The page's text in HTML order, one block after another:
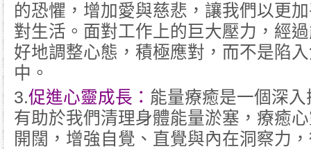
的恐懼，增加愛與慈悲，讓我們以更
對生活。面對工作上的巨大壓力，經
好地調整心態，積極應對，而不是陷
中。
3.促進心靈成長： 能量療癒是一個深
有助於我們清理身體能量淤塞，療癒
開闊，增強自覺、直覺與內在洞察力